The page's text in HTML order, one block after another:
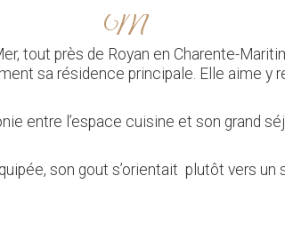
tout près de Royan en Charente-
sa résidence principale. Elle aime y
entre l’espace cuisine et son grand
son gout s’orientait plutôt vers un